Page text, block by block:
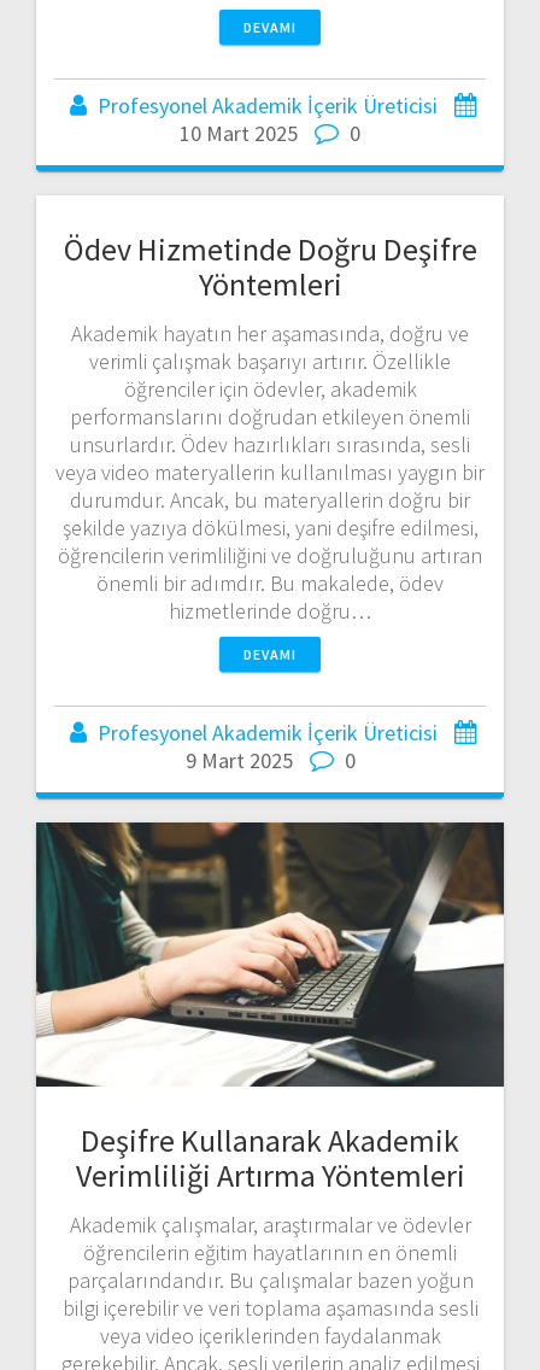
DEVAMI
Profesyonel Akademik İçerik Üreticisi
10 Mart 2025
0
Ödev Hizmetinde Doğru Deşifre
Yöntemleri
Akademik hayatın her aşamasında, doğru ve
verimli çalışmak başarıyı artırır. Özellikle
öğrenciler için ödevler, akademik
performanslarını doğrudan etkileyen önemli
unsurlardır. Ödev hazırlıkları sırasında, sesli
veya video materyallerin kullanılması yaygın bir
durumdur. Ancak, bu materyallerin doğru bir
şekilde yazıya dökülmesi, yani deşifre edilmesi,
öğrencilerin verimliliğini ve doğruluğunu artıran
önemli bir adımdır. Bu makalede, ödev
hizmetlerinde doğru…
DEVAMI
Profesyonel Akademik İçerik Üreticisi
9 Mart 2025
0
Deşifre Kullanarak Akademik
Verimliliği Artırma Yöntemleri
Akademik çalışmalar, araştırmalar ve ödevler
öğrencilerin eğitim hayatlarının en önemli
parçalarındandır. Bu çalışmalar bazen yoğun
bilgi içerebilir ve veri toplama aşamasında sesli
veya video içeriklerinden faydalanmak
gerekebilir. Ancak, sesli verilerin analiz edilmesi